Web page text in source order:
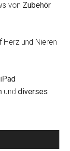
von Zubehör
Herz und Nieren
iPad
unddiverses